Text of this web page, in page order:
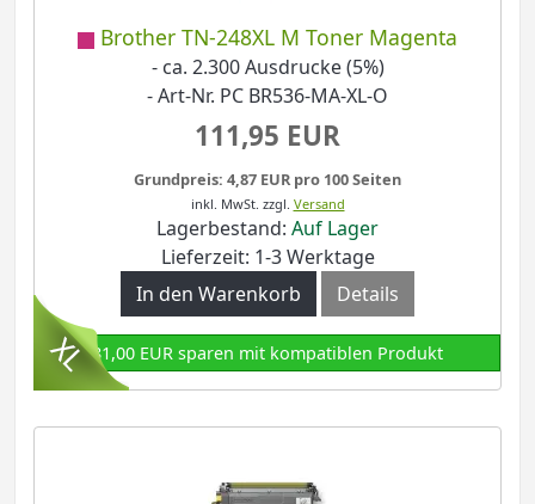
Brother TN-248XL M Toner Magenta
- ca. 2.300 Ausdrucke (5%)
- Art-Nr. PC BR536-MA-XL-O
111,95 EUR
Grundpreis: 4,87 EUR pro 100 Seiten
inkl. MwSt. zzgl. Versand
Lagerbestand: Auf Lager
Lieferzeit: 1-3 Werktage
In den Warenkorb
Details
81,00 EUR sparen mit kompatiblen Produkt